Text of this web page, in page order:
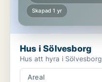
Skapad 1 yr
Hus i Sölvesborg
Hus att hyra i Sölvesborg
Areal